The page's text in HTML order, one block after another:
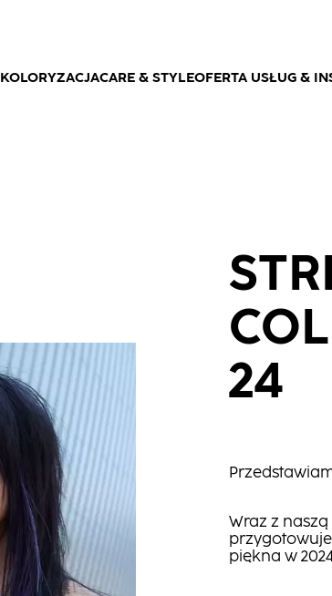
KOLORYZACJACARE & STYLEOFERTA USŁUG &
24
Wraz z
piękna w